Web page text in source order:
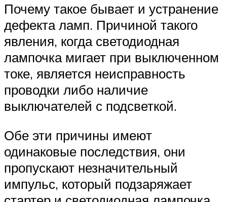
Почему такое бывает и устранение
дефекта ламп. Причиной такого
явления, когда светодиодная
лампочка мигает при выключенном
токе, является неисправность
проводки либо наличие
выключателей с подсветкой.
Обе эти причины имеют
одинаковые последствия, они
пропускают незначительный
импульс, который подзаряжает